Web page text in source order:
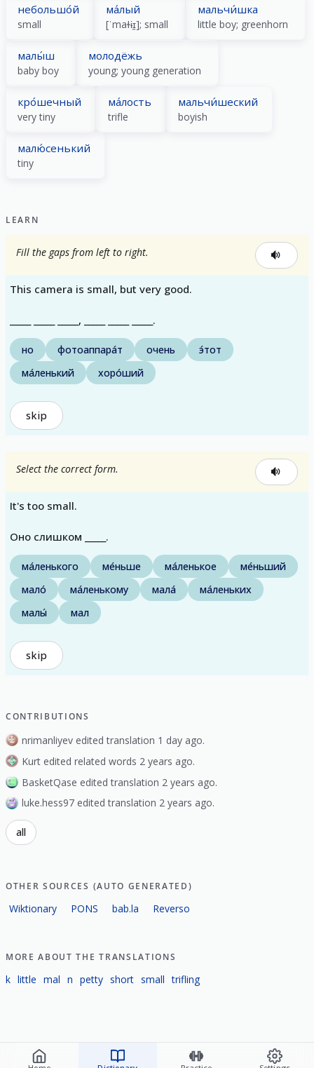
небольшо́й
small
ма́лый
[ˈmaɫɨɪ̯]; small
мальчи́шка
little boy; greenhorn
малы́ш
baby boy
молодёжь
young; young generation
кро́шечный
very tiny
ма́лость
trifle
мальчи́шеский
boyish
малю́сенький
tiny
LEARN
Fill the gaps from left to right.
This camera is small, but very good.
_____ _____ _____, _____ _____ _____.
но фотоаппара́т очень
э́тот
ма́ленький
хоро́ший
skip
Select the correct form.
It's too small.
Оно слишком _____.
ма́ленького ме́ньше ма́ленькое
ме́ньший
мало́
ма́ленькому мала́
ма́леньких
малы́
мал
skip
CONTRIBUTIONS
nrimanliyev edited translation 1 day ago.
Kurt edited related words 2 years ago.
BasketQase edited translation 2 years ago.
luke.hess97 edited translation 2 years ago.
all
OTHER SOURCES (AUTO GENERATED)
Wiktionary PONS bab.la Reverso
MORE ABOUT THE TRANSLATIONS
k little mal n petty short small trifling